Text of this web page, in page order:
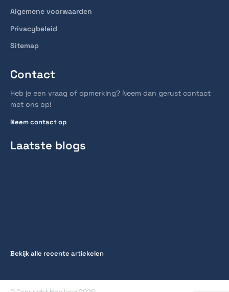
Algemene voorwaarden
Privacybeleid
Sitemap
Contact
Heb je een vraag of opmerking? Neem dan gerust contact
met ons op!
Neem contact op
Laatste blogs
Bekijk alle recente artiekelen